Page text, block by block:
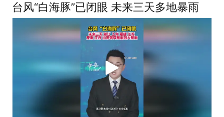
台风“白海豚”已闭眼 未来三天多地暴雨